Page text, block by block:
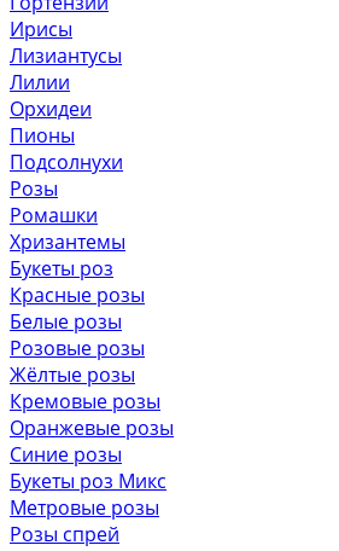
Ирисы
Лизиантусы
Лилии
Орхидеи
Пионы
Подсолнухи
Розы
Ромашки
Хризантемы
Букеты роз
Красные розы
Белые розы
Розовые розы
Жёлтые розы
Кремовые розы
Оранжевые розы
Синие розы
Букеты роз Микс
Метровые розы
Розы спрей